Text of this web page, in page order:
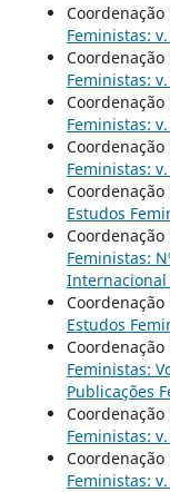
Feministas:
Feministas:
Feministas:
Feministas:
Estudos
Feministas:
Internacional
Estudos
Feministas:
Publicações
Feministas:
Feministas: